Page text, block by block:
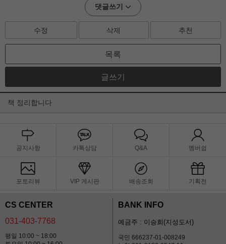
댓글쓰기
수정 삭제 추천
목록
글쓰기
책 정리합니다
공지사항 카톡상담 Q&A 멤버쉽
포토리뷰 VIP 게시판 배송조회 기획전
CS CENTER
031-403-7768
평일 10:00 ~ 18:00
BANK INFO
예금주 : 이승희(지성도서)
국민 666237-01-008249